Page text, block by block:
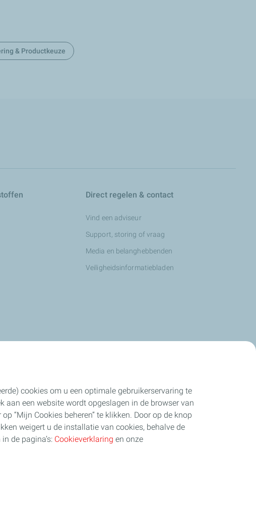
& Productkeuze
Direct regelen & contact
Vind een adviseur
Support, storing of vraag
Media en belanghebbenden
Veiligheidsinformatiebladen
cookies om u een optimale gebruikerservaring te
aan een website wordt opgeslagen in de browser van
“Mijn Cookies beheren” te klikken. Door op de knop
weigert u de installatie van cookies, behalve de
de pagina’s: Cookieverklaring en onze